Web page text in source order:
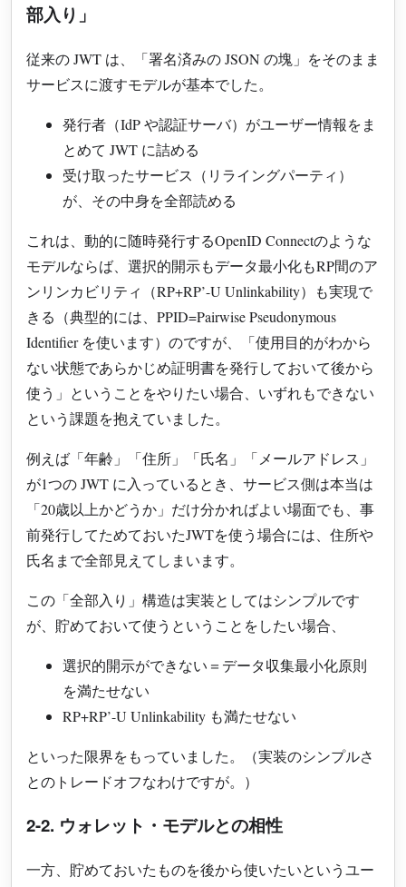
部入り」
従来の JWT は、「署名済みの JSON の塊」をそのまま
サービスに渡すモデルが基本でした。
発行者（IdP や認証サーバ）がユーザー情報をま
とめて JWT に詰める
受け取ったサービス（リライングパーティ）
が、その中身を全部読める
これは、動的に随時発行するOpenID Connectのような
モデルならば、選択的開示もデータ最小化もRP間のア
ンリンカビリティ（RP+RP’-U Unlinkability）も実現で
きる（典型的には、PPID=Pairwise Pseudonymous
Identifier を使います）のですが、「使用目的がわから
ない状態であらかじめ証明書を発行しておいて後から
使う」ということをやりたい場合、いずれもできない
という課題を抱えていました。
例えば「年齢」「住所」「氏名」「メールアドレス」
が1つの JWT に入っているとき、サービス側は本当は
「20歳以上かどうか」だけ分かればよい場面でも、事
前発行してためておいたJWTを使う場合には、住所や
氏名まで全部見えてしまいます。
この「全部入り」構造は実装としてはシンプルです
が、貯めておいて使うということをしたい場合、
選択的開示ができない＝データ収集最小化原則
を満たせない
RP+RP’-U Unlinkability も満たせない
といった限界をもっていました。（実装のシンプルさ
とのトレードオフなわけですが。）
2-2. ウォレット・モデルとの相性
一方、貯めておいたものを後から使いたいというユー